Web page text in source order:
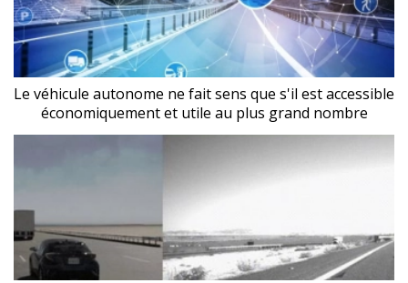
Le véhicule autonome ne fait sens que s'il est accessible
économiquement et utile au plus grand nombre